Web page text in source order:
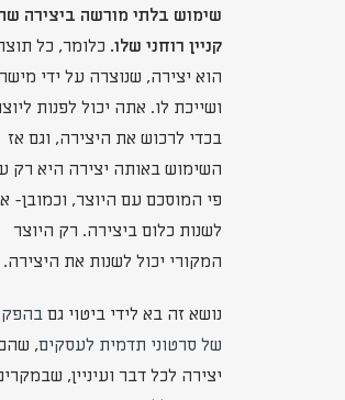
שימוש בלתי מורשה ביצירה
קניין רוחני שלו. כלומר, כל
הוא יצירה, שנוצרה על ידי
ושייכת לו. אתה יכול לפנות
בכדי לרכוש את היצירה, וגם אז
השימוש באותה יצירה היא רק
פי המוסכם עם היוצר, וכמובן-
לשנות כלום ביצירה. רק היוצר
המקורי יכול לשנות את היצירה.
נושא זה בא לידי ביטוי גם
של סרטוני תדמית לעסקים,
יצירה לכל דבר ועיניין,